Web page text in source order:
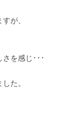
が、
を感じ･･･
た。